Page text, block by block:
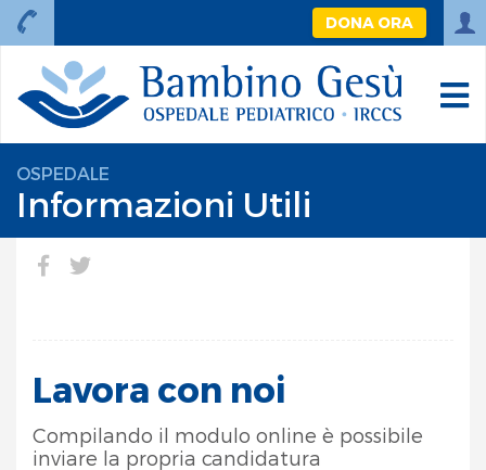
DONA ORA
OSPEDALE
Informazioni Utili
Lavora con noi
Compilando il modulo online è possibile
inviare la propria candidatura